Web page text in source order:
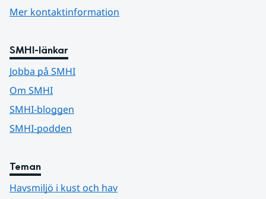
Mer kontaktinformation
SMHI-länkar
Jobba på SMHI
Om SMHI
SMHI-bloggen
SMHI-podden
Teman
Havsmiljö i kust och hav